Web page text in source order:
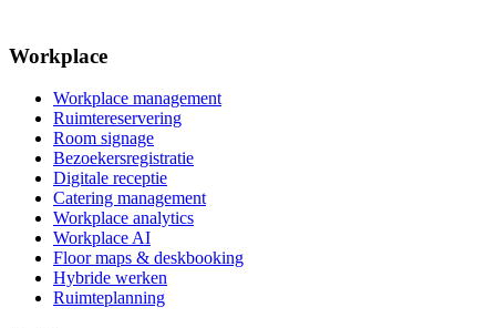
Workplace
Workplace management
Ruimtereservering
Room signage
Bezoekersregistratie
Digitale receptie
Catering management
Workplace analytics
Workplace AI
Floor maps & deskbooking
Hybride werken
Ruimteplanning